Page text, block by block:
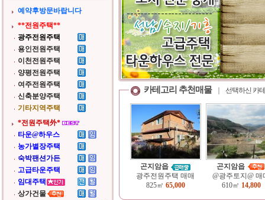
예약후방문바랍니다
**전원주택**
광주전원주택
용인전원주택
이천전원주택
양평전원주택
여주전원주택
신축분양주택
기타지역주택
*전원주택外*
타운@하우스
농가별장주택
숙박팬션가든
고급타운주택
임대주택
상가건물
카테고리 추천매물 선택하신 카
곤지암읍
광주전원주택 매매
825㎡ 65,000
곤지암읍
@광주토지@ 매
610㎡ 14,800